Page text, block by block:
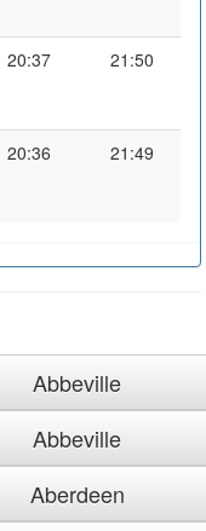
20:37 21:50
20:36 21:49
Abbeville
Abbeville
Aberdeen